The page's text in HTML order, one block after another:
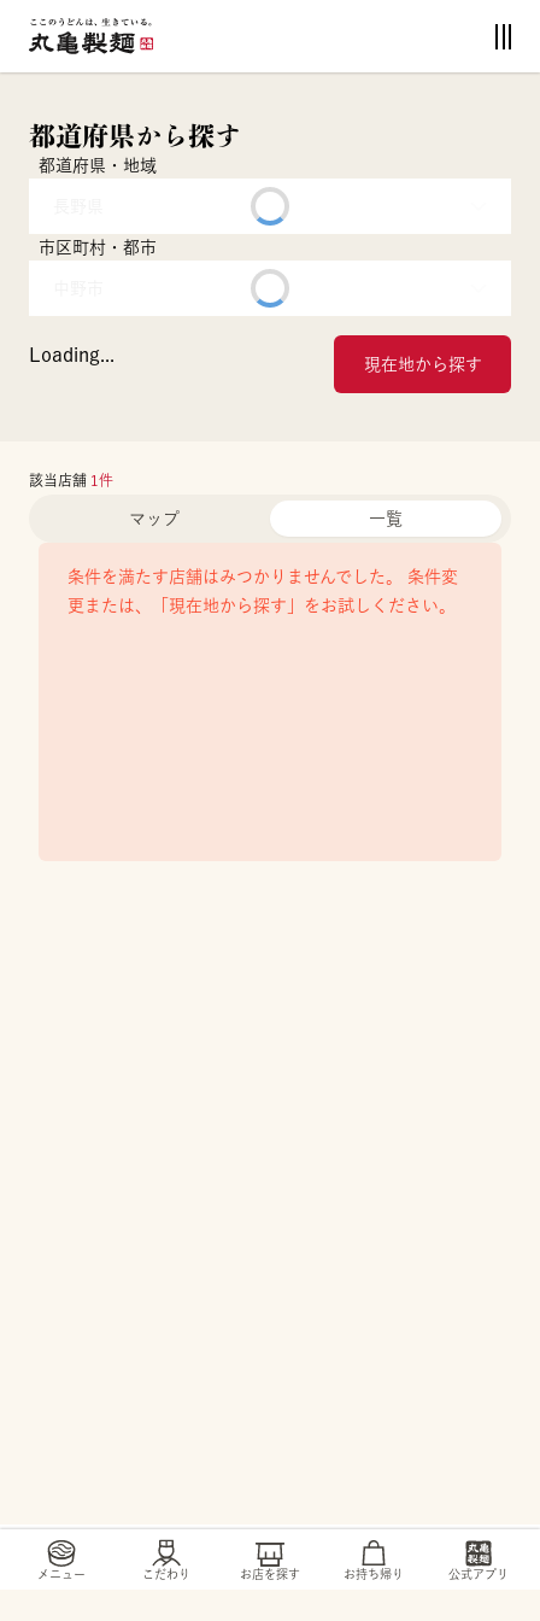
メニュー こだわり お店を探す お持ち帰り 公式アプリ
都道府県から探す
都道府県・地域
市区町村・都市
Loading... 現在地から探す
該当店舗 1 件
マップ 一覧
条件を満たす店舗はみつかりませんでした。 条件変
更または、「現在地から探す」をお試しください。
トップ / お店・ サービス / 中野市